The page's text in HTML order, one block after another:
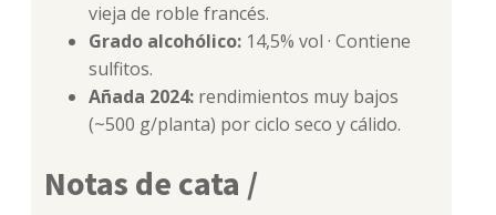
vieja de roble francés.
Grado alcohólico: 14,5% vol · Contiene
sulfitos.
Añada 2024: rendimientos muy bajos
(~500 g/planta) por ciclo seco y cálido.
Notas de cata /